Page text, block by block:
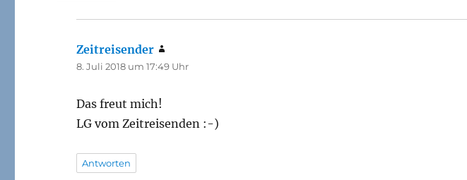
Zeitreisender
8. Juli 2018 um 17:49 Uhr
Das freut mich!
LG vom Zeitreisenden :-)
Antworten